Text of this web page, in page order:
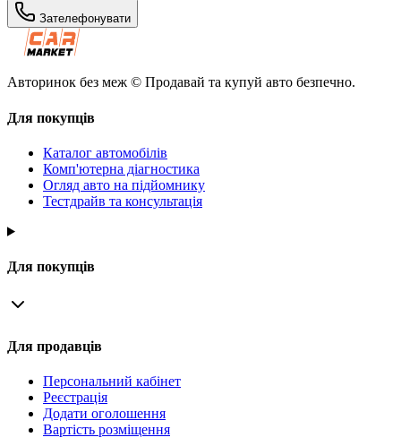
Зателефонувати
Авторинок без меж © Продавай та купуй авто безпечно.
Для покупців
Каталог автомобілів
Комп'ютерна діагностика
Огляд авто на підйомнику
Тестдрайв та консультація
Для покупців
Для продавців
Персональний кабінет
Реєстрація
Додати оголошення
Вартість розміщення